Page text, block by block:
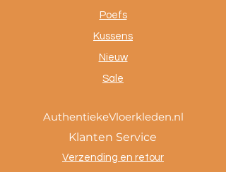
Poefs
Kussens
Nieuw
Sale
AuthentiekeVloerkleden.nl
Klanten Service
Verzending en retour